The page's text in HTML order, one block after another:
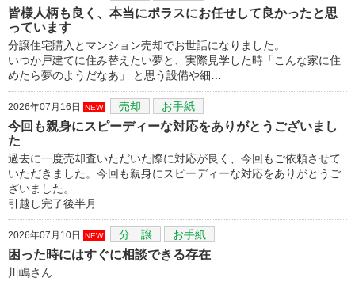
皆様人柄も良く、本当にポラスにお任せして良かったと思
っています
分譲住宅購入とマンション売却でお世話になりました。
いつか戸建てに住み替えたい夢と、実際見学した時「こんな家に住
めたら夢のようだなあ」 と思う設備や細…
2026年07月16日 NEW 売却 お手紙
今回も親身にスピーディーな対応をありがとうございまし
た
過去に一度売却査いただいた際に対応が良く、今回もご依頼させて
いただきました。今回も親身にスピーディーな対応をありがとうご
ざいました。
引越し完了後半月…
2026年07月10日 NEW 分 譲 お手紙
困った時にはすぐに相談できる存在
川嶋さん